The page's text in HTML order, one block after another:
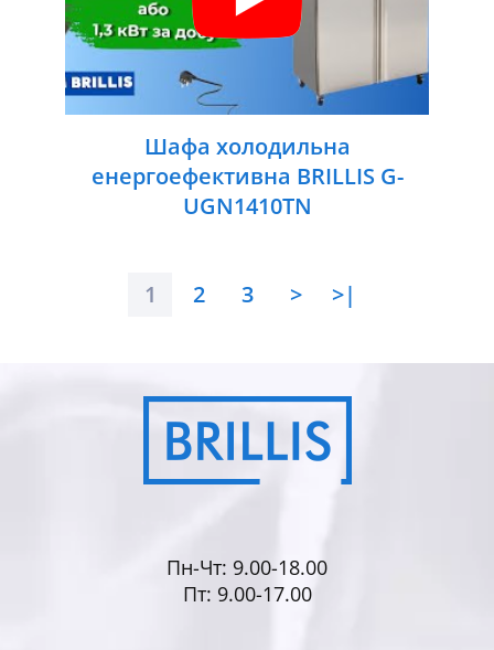
Шафа холодильна
енергоефективна BRILLIS G-
UGN1410TN
1 2 3 > >|
Пн-Чт: 9.00-18.00
Пт: 9.00-17.00